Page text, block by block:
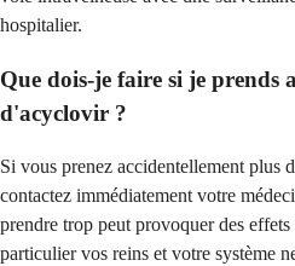
hospitalier.
Que dois-je faire si je prends
d'acyclovir ?
Si vous prenez accidentellement plus
contactez immédiatement votre
prendre trop peut provoquer des
particulier vos reins et votre système